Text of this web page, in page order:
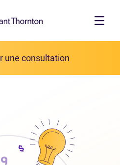
principal
une consultation